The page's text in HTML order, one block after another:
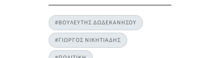
#ΒΟΥΛΕΥΤΗΣ ΔΩΔΕΚΑΝΗΣΟΥ
#ΓΙΩΡΓΟΣ ΝΙΚΗΤΙΑΔΗΣ